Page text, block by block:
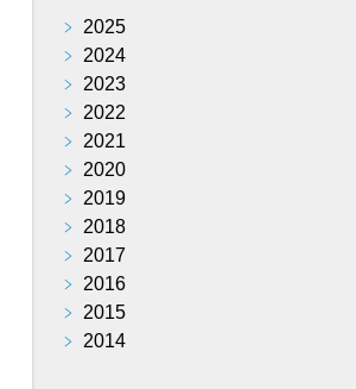
﹥
2025
﹥
2024
﹥
2023
﹥
2022
﹥
2021
﹥
2020
﹥
2019
﹥
2018
﹥
2017
﹥
2016
﹥
2015
﹥
2014